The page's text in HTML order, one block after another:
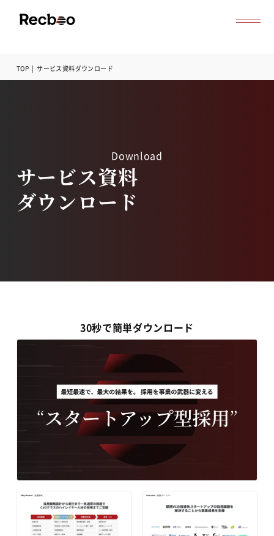
導入事例
サービス資料ダウンロード
TOP | サービス資料ダウンロード
Download
サービス資料
ダウンロード
30秒で簡単ダウンロード